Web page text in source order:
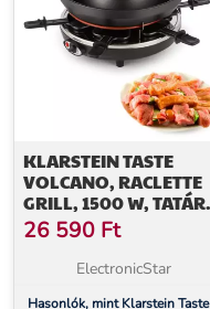
KLARSTEIN TASTE
VOLCANO, RACLETTE
GRILL, 1500 W, TATÁR
GRILL, 8 SZEMÉLY
26 590 Ft
ElectronicStar
Hasonlók, mint Klarstein Taste